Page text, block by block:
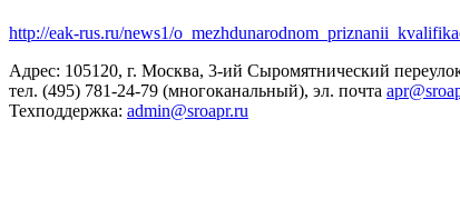
http://eak-rus.ru/news1/
Адрес: 105120, г. Москва, 3-ий Сыромятнический
тел. (495) 781-24-79 (многоканальный), эл. почта
Техподдержка: admin@sroapr.ru